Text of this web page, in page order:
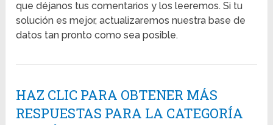
que déjanos tus comentarios y los leeremos. Si tu
solución es mejor, actualizaremos nuestra base de
datos tan pronto como sea posible.
HAZ CLIC PARA OBTENER MÁS
RESPUESTAS PARA LA CATEGORÍA